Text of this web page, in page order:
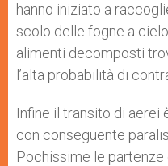
hanno iniziato a
scolo delle fogne a
alimenti decomposti
l’alta probabilità di
Infine il transito di aerei
con conseguente
Pochissime le partenze